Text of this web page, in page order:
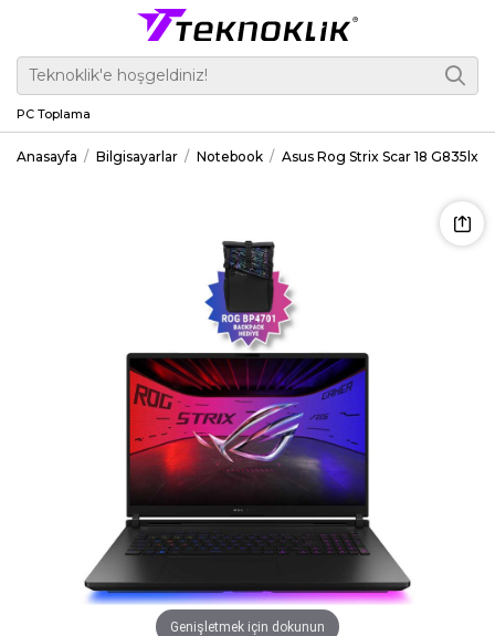
PC Toplama
Anasayfa Bilgisayarlar Notebook Asus Rog Strix Scar 18
Genişletmek için dokunun